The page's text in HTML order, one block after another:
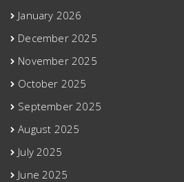
January 2026
December 2025
November 2025
October 2025
September 2025
August 2025
July 2025
June 2025